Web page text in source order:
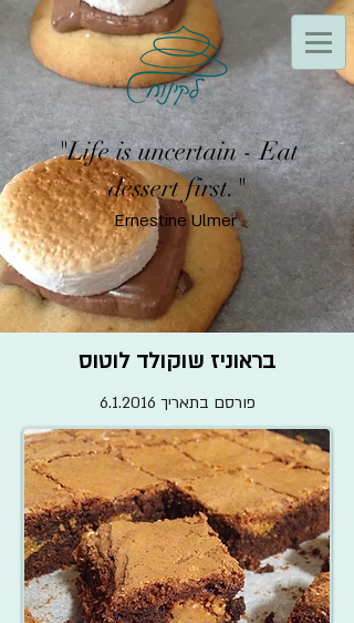
"Life is uncertain - Eat
dessert first."
Ernestine Ulmer
בראוניז שוקולד לוטוס
פורסם בתאריך 6.1.2016